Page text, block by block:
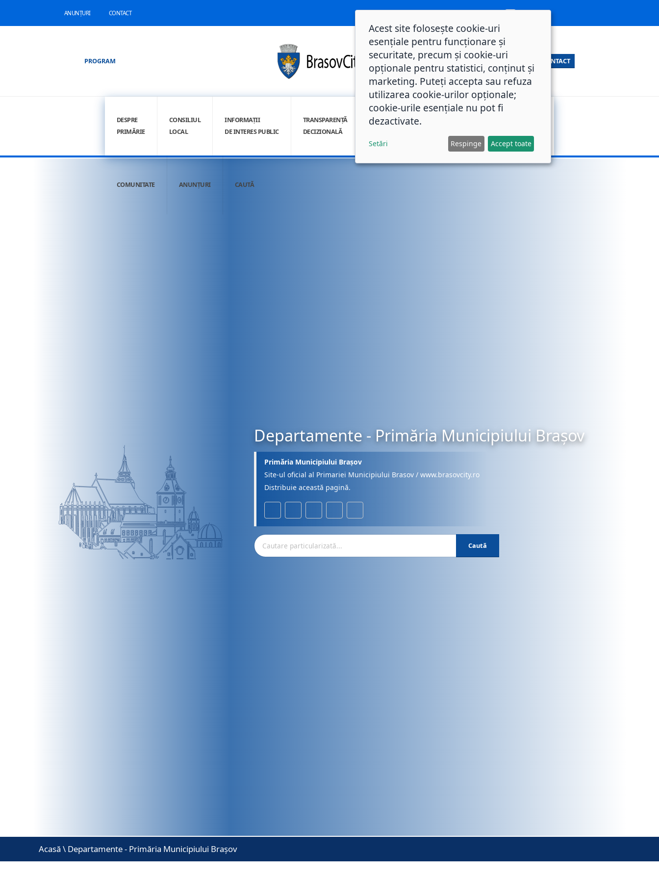
ANUNȚURI CONTACT
PROGRAM CONTACT
DESPRE
PRIMĂRIE
CONSILIUL
LOCAL
INFORMAȚII
DE INTERES PUBLIC
TRANSPARENȚĂ
DECIZIONALĂ
INTEGRITATE
COMUNITATE ANUNȚURI CAUTĂ
Departamente - Primăria Municipiului Brașov
Primăria Municipiului Brașov
Site-ul oficial al Primariei Municipiului Brasov / www.brasovcity.ro
Distribuie această pagină.
Caută
Acasă \ Departamente - Primăria Municipiului Brașov
Acest site folosește cookie-uri
esențiale pentru funcționare și
securitate, precum și cookie-uri
opționale pentru statistici, conținut și
marketing. Puteți accepta sau refuza
utilizarea cookie-urilor opționale;
cookie-urile esențiale nu pot fi
dezactivate.
Setări Respinge Accept toate